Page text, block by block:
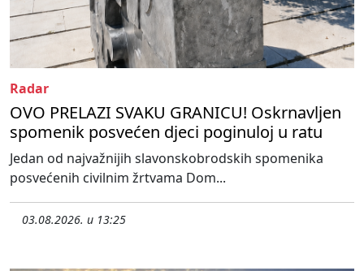
Radar
OVO PRELAZI SVAKU GRANICU! Oskrnavljen
spomenik posvećen djeci poginuloj u ratu
Jedan od najvažnijih slavonskobrodskih spomenika
posvećenih civilnim žrtvama Dom...
03.08.2026. u 13:25